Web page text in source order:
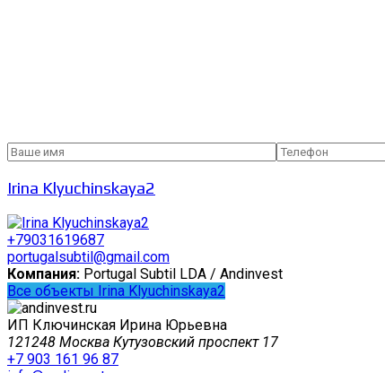
Irina Klyuchinskaya2
+79031619687
portugalsubtil@gmail.com
Компания: Portugal Subtil LDA / Andinvest
Все объекты Irina Klyuchinskaya2
ИП Ключинская Ирина Юрьевна
121248 Москва Кутузовский проспект 17
+7 903 161 96 87